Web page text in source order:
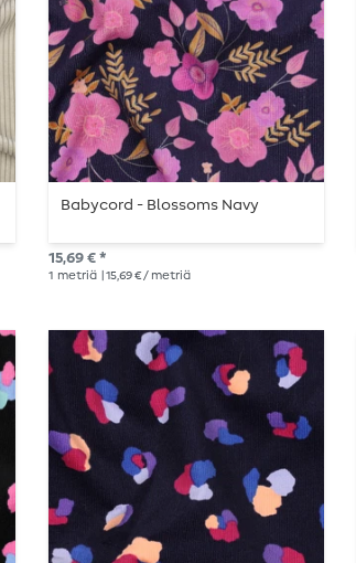
Babycord - Blossoms Navy
15,69 € *
1 metriä | 15,69 € / metriä